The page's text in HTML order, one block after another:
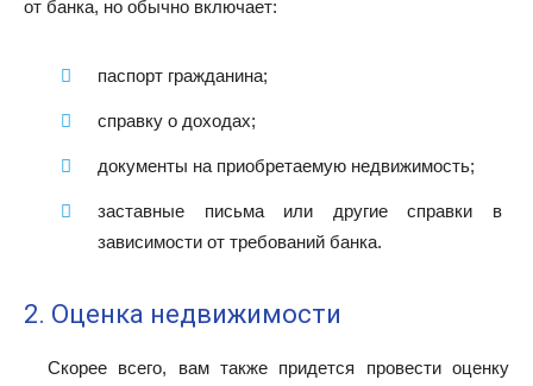
от банка, но обычно включает:
паспорт гражданина;
справку о доходах;
документы на приобретаемую недвижимость;
заставные письма или другие справки в
зависимости от требований банка.
2. Оценка недвижимости
Скорее всего, вам также придется провести оценку